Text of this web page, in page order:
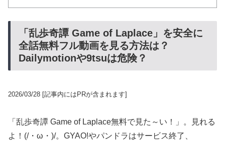
「乱歩奇譚 Game of Laplace」を安全に
全話無料フル動画を見る方法は？
Dailymotionや9tsuは危険？
2026/03/28 [記事内にはPRが含まれます]
「乱歩奇譚 Game of Laplace無料で見た～い！」。見れる
よ！(/・ω・)/。GYAO!やパンドラはサービス終了、